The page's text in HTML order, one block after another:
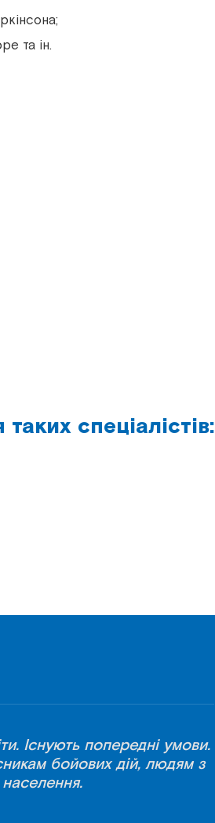
та ін.
спеціалістів:
Існують попередні умови.
бойових дій, людям з
населення.